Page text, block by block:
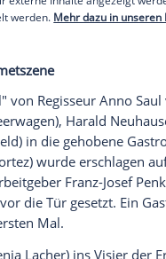
mit einem Klick
dass mir externe Inhalte
werden.Mehr
Heerwagen
Mal da ist,
auch diese leise
Dank, lieber